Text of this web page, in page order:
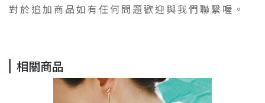
對於追加商品如有任何問題歡迎與我們聯繫喔。
相關商品